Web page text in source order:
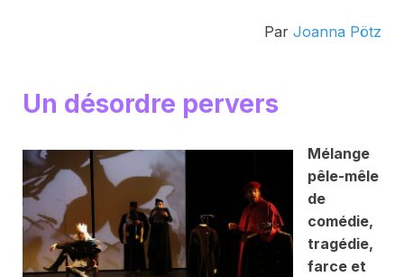
Par Joanna Pötz
Un désordre pervers
Mélange
pêle-mêle
de
comédie,
tragédie,
farce et